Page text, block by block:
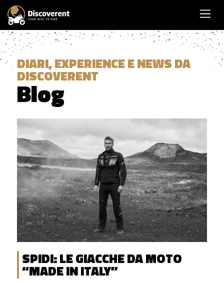
DIARI, EXPERIENCE E NEWS DA
DISCOVERENT
Blog
SPIDI: LE GIACCHE DA MOTO
“MADE IN ITALY”